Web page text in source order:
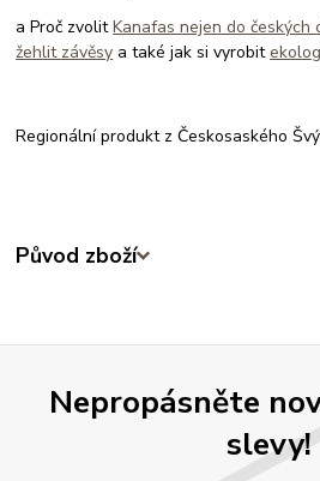
a Proč zvolitKanafas nejen do českých
žehlit závěsy a také jak si vyrobit
Regionální produkt z Českosaského
Původ zboží
Nepropásněte
slevy!